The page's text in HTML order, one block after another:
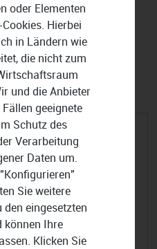
EINBLENDEN
oder Elementen
Hierbei
in Ländern wie
die nicht zum
und die Anbieter
geeignete
Schutz des
Verarbeitung
Daten um.
Sie weitere
eingesetzten
können Ihre
Klicken Sie